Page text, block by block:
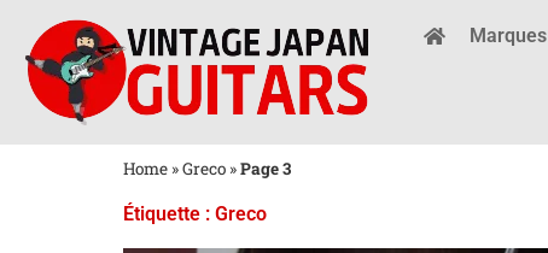
Marques
Home »Greco »Page 3
Étiquette : Greco